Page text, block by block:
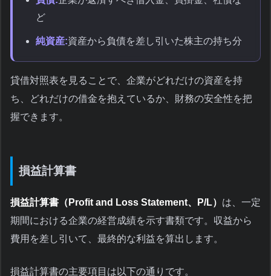
ど
純資産:資産から負債を差し引いた株主の持ち分
貸借対照表を見ることで、企業がどれだけの資産を持
ち、どれだけの借金を抱えているか、財務の安全性を把
握できます。
損益計算書
損益計算書（Profit and Loss Statement、P/L） は、一定
期間における企業の経営成績を示す書類です。収益から
費用を差し引いて、最終的な利益を算出します。
損益計算書の主要項目は以下の通りです。